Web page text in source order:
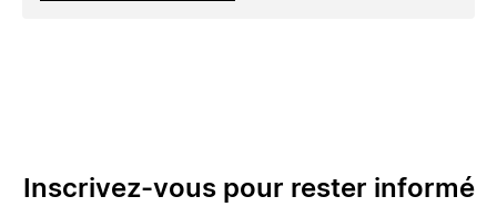
Inscrivez-vous pour rester informé